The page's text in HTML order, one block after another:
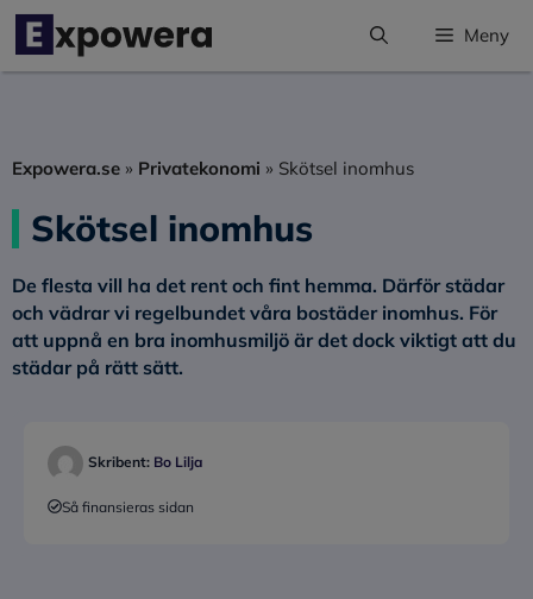
Hoppa
innehåll
Meny
Expowera.se » Privatekonomi » Skötsel inomhus
Skötsel inomhus
De flesta vill ha det rent och fint hemma. Därför städar
och vädrar vi regelbundet våra bostäder inomhus. För
att uppnå en bra inomhusmiljö är det dock viktigt att du
städar på rätt sätt.
Skribent: Bo Lilja
Så finansieras sidan